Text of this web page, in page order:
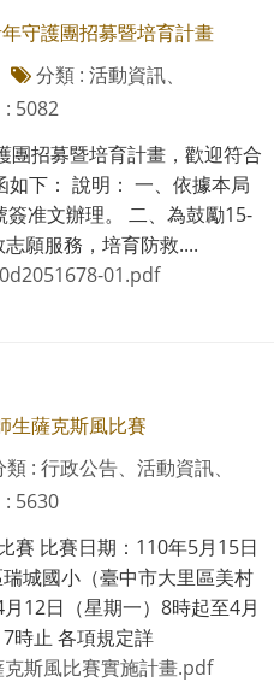
守護團招募暨培育計畫
分類 : 活動資訊、
: 5082
團招募暨培育計畫，歡迎符合
下： 說明： 一、依據本局
准文辦理。 二、為鼓勵15-
願服務，培育防救....
01.pdf
生薩克斯風比賽
: 行政公告、活動資訊、
: 5630
賽 比賽日期：110年5月15日
城國小（臺中市大里區美村
12日（星期一）8時起至4月
時止 各項規定詳
斯風比賽實施計畫.pdf